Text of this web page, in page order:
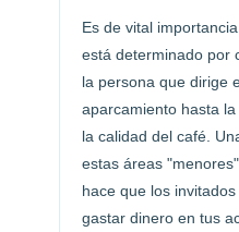
Es de vital
está determinado por
la persona que dirige
aparcamiento hasta
la calidad del café.
estas áreas
hace que los
gastar dinero en tus